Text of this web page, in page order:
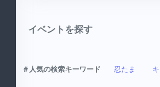
イベントを探す
＃人気の検索キーワード 忍たま